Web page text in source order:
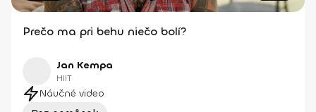
Prečo ma pri behu niečo bolí?
Jan Kempa
HIIT
Náučné video